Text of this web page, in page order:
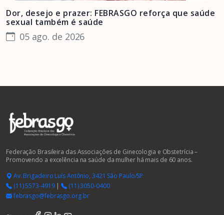
Dor, desejo e prazer: FEBRASGO reforça que saúde
sexual também é saúde
05 ago. de 2026
Federação Brasileira das Associações de Ginecologia e Obstetrícia –
Promovendo a excelência na saúde da mulher há mais de 60 anos.
Av. Brigadeiro Luís Antônio, 3421 São Paulo/SP
(11) 5573-4919|
(11) 3050-0400
febrasgo@febrasgo.org.br